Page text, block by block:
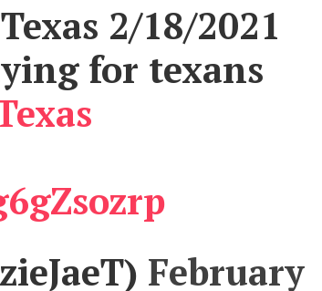
2/18/2021
for texans
February